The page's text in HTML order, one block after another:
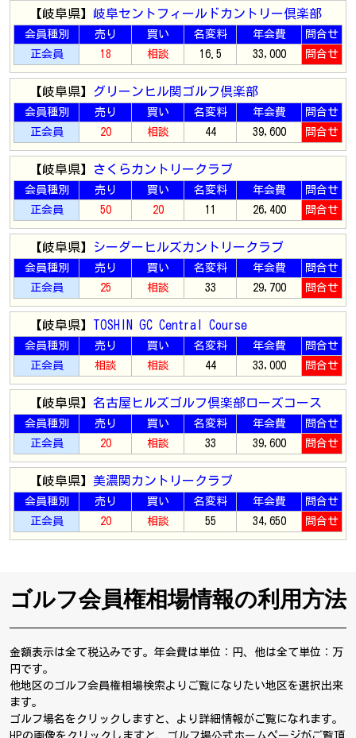
【岐阜県】 岐阜セントフィールドカントリー倶楽部
会員種別 売り 買い 名変料 年会費
問合せ
正会員
18 相談 16.5 33,000 問合せ
【岐阜県】 グリーンヒル関ゴルフ倶楽部
会員種別 売り 買い 名変料 年会費
問合せ
正会員
20 相談 44 39,600 問合せ
【岐阜県】 さくらカントリークラブ
会員種別 売り 買い 名変料 年会費
問合せ
正会員
50 20 11 26,400 問合せ
【岐阜県】 シーダーヒルズカントリークラブ
会員種別 売り 買い 名変料 年会費
問合せ
正会員
25 相談 33 29,700 問合せ
【岐阜県】 TOSHIN GC Central Course
会員種別 売り 買い 名変料 年会費
問合せ
正会員
相談 相談 44 33,000 問合せ
【岐阜県】 名古屋ヒルズゴルフ倶楽部ローズコース
会員種別 売り 買い 名変料 年会費
問合せ
正会員
20 相談 33 39,600 問合せ
【岐阜県】 美濃関カントリークラブ
会員種別 売り 買い 名変料 年会費
問合せ
正会員
20 相談 55 34,650 問合せ
ゴルフ会員権相場情報の利用方法
金額表示は全て税込みです。年会費は単位：円、他は全て単位：万
円です。
他地区のゴルフ会員権相場検索よりご覧になりたい地区を選択出来
ます。
ゴルフ場名をクリックしますと、より詳細情報がご覧になれます。
HPの画像をクリックしますと、ゴルフ場公式ホームページがご覧頂